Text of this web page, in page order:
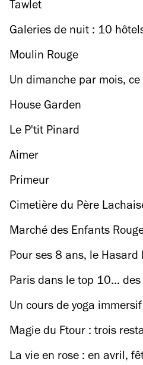
Tawlet
Galeries de nuit : 10
collections d'œuvres d'art
Moulin Rouge
Un dimanche par mois,
tournois d'échecs avec
House Garden
Le P'tit Pinard
Aimer
Primeur
Cimetière du Père
Marché des Enfants
Pour ses 8 ans, le
open air gratuit sur les
Paris dans le top 10...
stressantes au monde à
Un cours de yoga
des Lumières
Magie du Ftour : trois
le jeûne du Ramadan
La vie en rose : en avril,